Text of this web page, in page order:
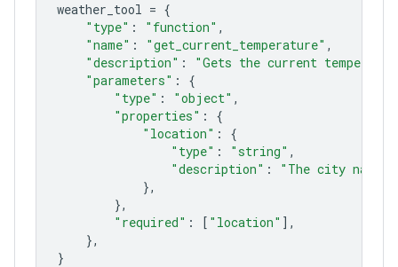
weather_tool = {
"type" : "function" ,
"name" : "get_current_temperature" ,
"description" :
"Gets the current
"parameters" :
{
"type" : "object" ,
"properties" :
{
"location" :
{
"type" : "string" ,
"description" :
"The city name,
},
},
"required" : [ "location" ],
},
}